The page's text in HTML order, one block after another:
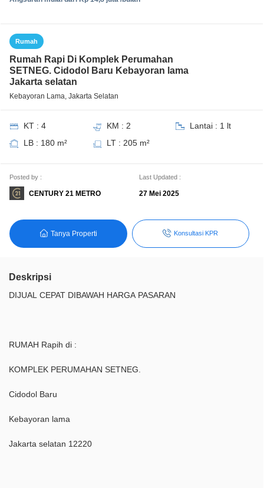
Rumah
Rumah Rapi Di Komplek Perumahan
SETNEG. Cidodol Baru Kebayoran lama
Jakarta selatan
Kebayoran Lama, Jakarta Selatan
KT : 4 KM : 2
Lantai : 1 lt
LB : 180 m²
LT : 205 m²
Posted by :
CENTURY 21 METRO
Last Updated :
27 Mei 2025
Tanya Properti Konsultasi KPR
Deskripsi
DIJUAL CEPAT DIBAWAH HARGA PASARAN
RUMAH Rapih di :
KOMPLEK PERUMAHAN SETNEG.
Cidodol Baru
Kebayoran lama
Jakarta selatan 12220